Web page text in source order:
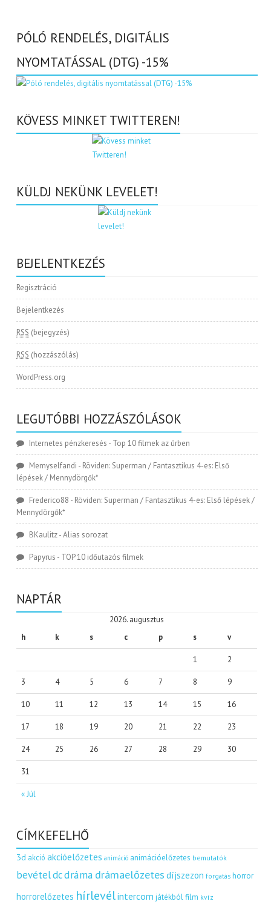
PÓLÓ RENDELÉS, DIGITÁLIS
NYOMTATÁSSAL (DTG) -15%
KÖVESS MINKET TWITTEREN!
KÜLDJ NEKÜNK LEVELET!
BEJELENTKEZÉS
Regisztráció
Bejelentkezés
RSS (bejegyzés)
RSS (hozzászólás)
WordPress.org
LEGUTÓBBI HOZZÁSZÓLÁSOK
Internetes pénzkeresés - Top 10 filmek az űrben
Memyselfandi - Röviden: Superman / Fantasztikus 4-es: Első
lépések / Mennydörgők*
Frederico88 - Röviden: Superman / Fantasztikus 4-es: Első lépések /
Mennydörgők*
BKaulitz-Alias sorozat
Papyrus - TOP 10 időutazós filmek
NAPTÁR
2026. augusztus
h
k s c p s v
« Júl
1 2
3 4 5 6 7 8 9
10 11 12 13 14 15 16
17 18 19 20 21 22 23
24 25 26 27 28 29 30
31
CÍMKEFELHŐ
3d akció akcióelőzetes animáció animációelőzetes bemutatók
bevételdcdráma drámaelőzetes díjszezon forgatás horror
horrorelőzetes hírlevélintercom játékból film kvíz